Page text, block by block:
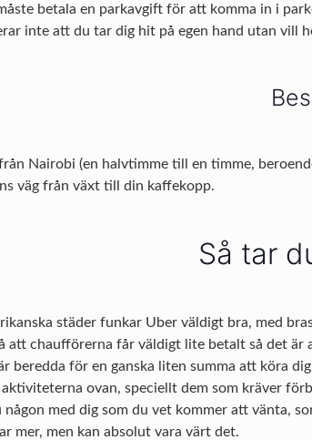
betala en parkavgift för att komma in i
inte att du tar dig hit på egen hand utan vill
Nairobi (en halvtimme till en timme,
väg från växt till din kaffekopp.
Så tar
städer funkar Uber väldigt bra, med
att chaufförerna får väldigt lite betalt så det
beredda för en ganska liten summa att köra
aktiviteterna ovan, speciellt dem som kräver
någon med dig som du vet kommer att vänta,
mer, men kan absolut vara värt det.